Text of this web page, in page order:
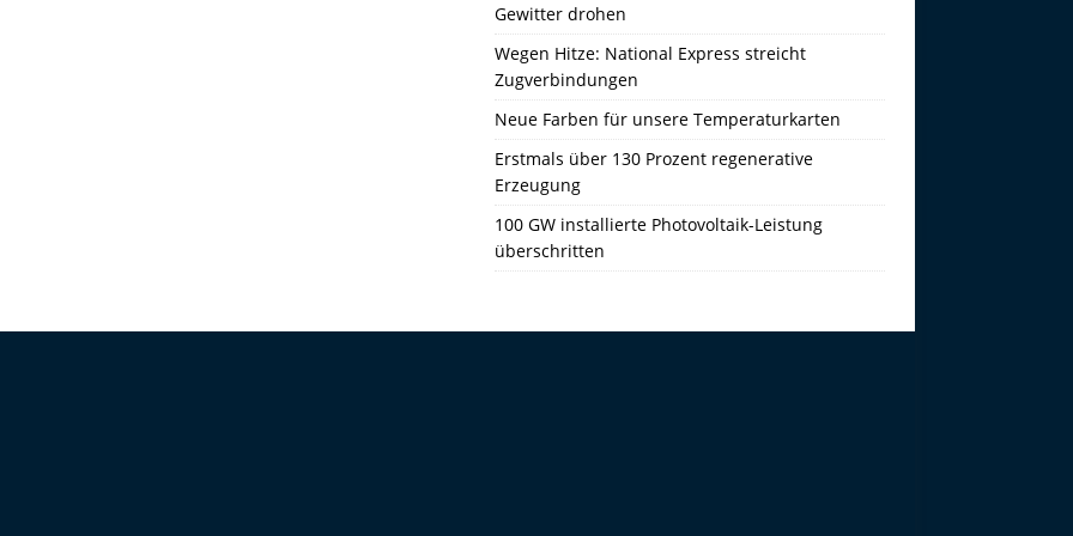
Gewitter drohen
Wegen Hitze: National Express streicht
Zugverbindungen
Neue Farben für unsere Temperaturkarten
Erstmals über 130 Prozent regenerative
Erzeugung
100 GW installierte Photovoltaik-Leistung
überschritten